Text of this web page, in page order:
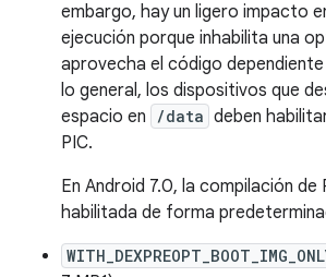
embargo, hay un ligero impacto
ejecución porque inhabilita una
aprovecha el código
lo general, los dispositivos que
espacio en
/data deben
PIC.
En Android 7.0, la compilación de
habilitada de forma